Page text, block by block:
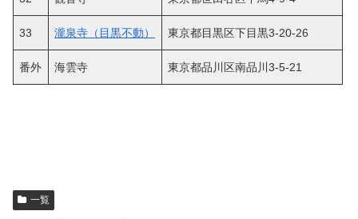
33 瀧泉寺（目黒不動） 東京都目黒区下目黒3-20-26
番外 海雲寺 東京都品川区南品川3-5-21
一覧